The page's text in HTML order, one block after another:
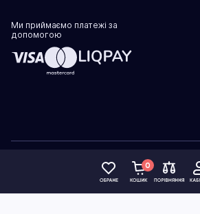
0
Ми приймаємо платежі за
допомогою
Політика конфіденційності